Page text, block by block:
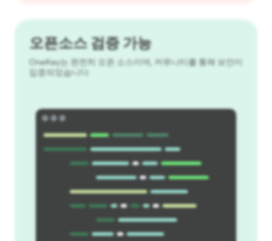
오픈소스 검증 가능
OneKey는 완전히 오픈 소스이며, 커뮤니티를 통해 보안이
입증되었습니다.